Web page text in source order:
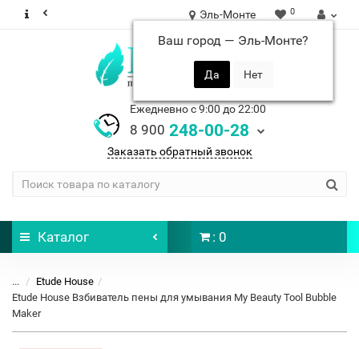
Эль-Монте
Ваш город — Эль-Монте?
0
Ежедневно с 9:00 до 22:00
8 900 248-00-28
Заказать обратный звонок
Каталог : 0
...
Etude House
Etude House Взбиватель пены для умывания My Beauty Tool Bubble
Maker